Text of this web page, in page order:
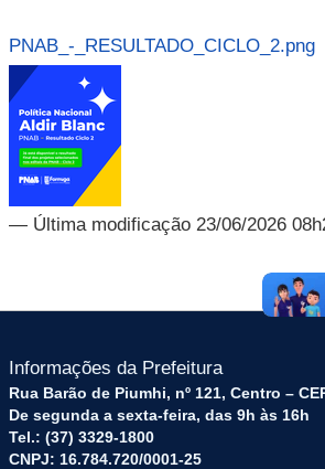
PNAB_-_RESULTADO_CICLO_2.png
— Última modificação 23/06/2026
Informações da Prefeitura
Rua Barão de Piumhi, nº 121, Centro –
De segunda a sexta-feira, das 9h às 16h
Tel.: (37) 3329-1800
CNPJ: 16.784.720/0001-25